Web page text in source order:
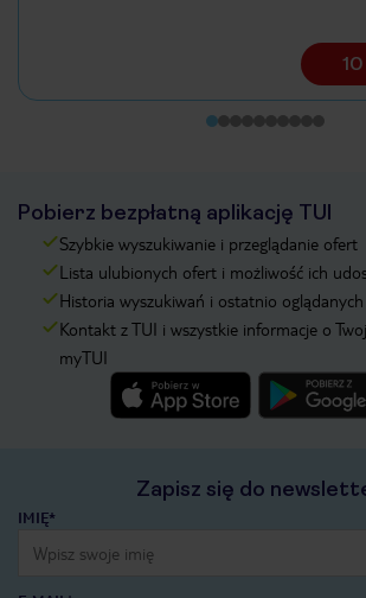
Pobierz bezpłatną aplikację TUI
Szybkie wyszukiwanie i przeglądanie ofert
Lista ulubionych ofert i możliwość ich
Historia wyszukiwań i ostatnio
Kontakt z TUI i wszystkie informacje o
myTUI
Zapisz się do
IMIĘ*